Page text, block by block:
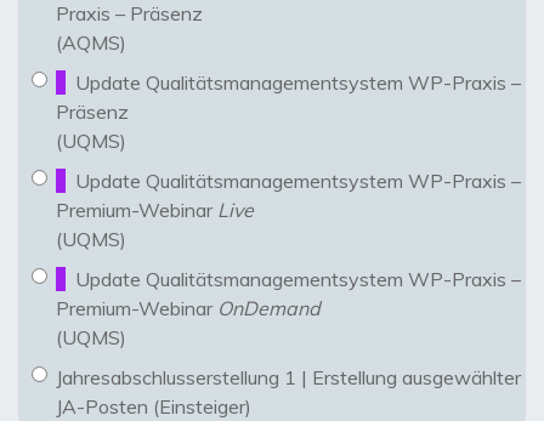
Praxis – Präsenz
(AQMS)
Update Qualitätsmanagementsystem WP-Praxis –
Präsenz
(UQMS)
Update Qualitätsmanagementsystem WP-Praxis –
Premium-Webinar Live
(UQMS)
Update Qualitätsmanagementsystem WP-Praxis –
Premium-Webinar OnDemand
(UQMS)
Jahresabschlusserstellung 1 | Erstellung ausgewählter
JA-Posten (Einsteiger)